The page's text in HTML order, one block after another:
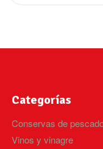
Categorías
Conservas de
Vinos y vinagre